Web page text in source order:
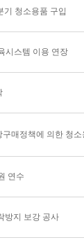
기 청소용품 구입
시스템 이용 연장
매정책에 의한 청소
연수
방지 보강 공사